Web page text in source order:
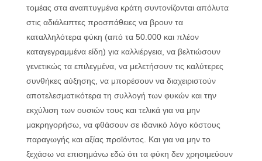
τομέας στα αναπτυγμένα κράτη συντονίζονται απόλυτα
στις αδιάλειπτες προσπάθειες να βρουν τα
καταλληλότερα φύκη (από τα 50.000 και πλέον
καταγεγραμμένα είδη) για καλλιέργεια, να βελτιώσουν
γενετικώς τα επιλεγμένα, να μελετήσουν τις καλύτερες
συνθήκες αύξησης, να μπορέσουν να διαχειριστούν
αποτελεσματικότερα τη συλλογή των φυκών και την
εκχύλιση των ουσιών τους και τελικά για να μην
μακρηγορήσω, να φθάσουν σε ιδανικό λόγο κόστους
παραγωγής και αξίας προϊόντος. Και για να μην το
ξεχάσω να επισημάνω εδώ ότι τα φύκη δεν χρησιμεύουν